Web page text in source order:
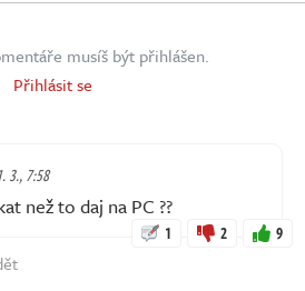
musíš být přihlášen.
Přihlásit se
3., 7:58
než to daj na PC ??
1 2 9